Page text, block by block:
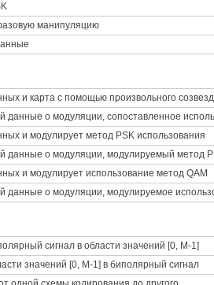
манипуляцию
и карта с помощью произвольного
данные о модуляции, сопоставленное
и модулирует метод PSK использования
данные о модуляции, модулируемый метод
и модулирует использование метод QAM
данные о модуляции, модулируемое
сигнал в области значений [0, M-1]
значений [0, M-1] в биполярный сигнал